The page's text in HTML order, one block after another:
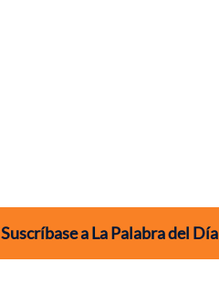
Suscríbase a La Palabra del Día